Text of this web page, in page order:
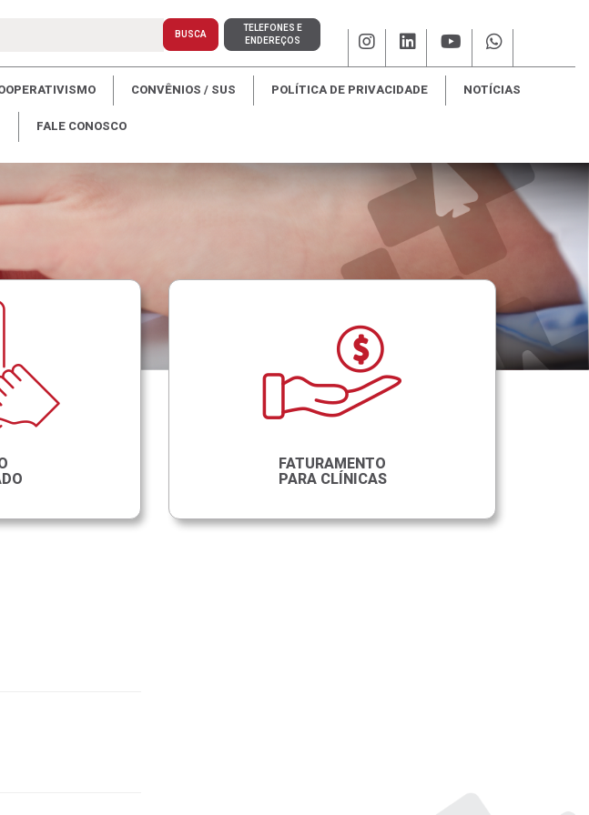
BUSCA
TELEFONES E
ENDEREÇOS
CONVÊNIOS / SUS POLÍTICA DE PRIVACIDADE NOTÍCIAS
FALE CONOSCO
FATURAMENTO
PARA CLÍNICAS